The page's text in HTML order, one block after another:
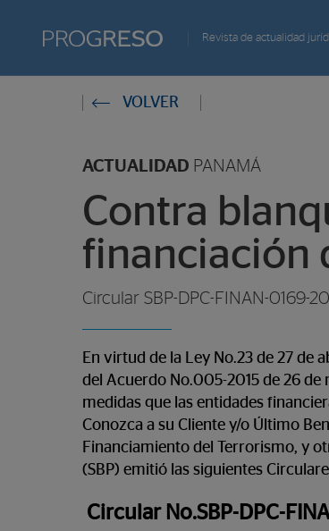
Progreso
Revista
Revista de actualidad
EstasVOLVER
ACTUALIDAD PANAMÁ
Contra
financiación
Circular SBP-DPC-FINAN-0169-
En virtud de la Ley No.23 de 27 de
del Acuerdo No.005-2015 de 26 de
medidas que las entidades
Conozca a su Cliente y/o Último
Financiamiento del Terrorismo, y
(SBP) emitió las siguientes
Circular No.SBP-DPC-